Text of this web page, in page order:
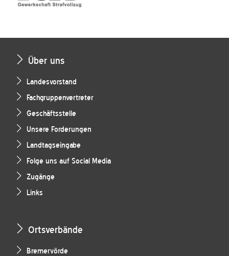
Über uns
Landesvorstand
Fachgruppenvertreter
Geschäftsstelle
Unsere Forderungen
Landtagseingabe
Folge uns auf Social Media
Zugänge
Links
Ortsverbände
Bremervörde